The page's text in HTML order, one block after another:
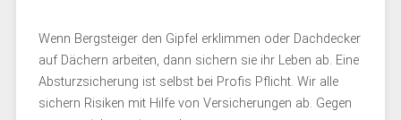
Wenn Bergsteiger den Gipfel erklimmen oder Dachdecker
auf Dächern arbeiten, dann sichern sie ihr Leben ab. Eine
Absturzsicherung ist selbst bei Profis Pflicht. Wir alle
sichern Risiken mit Hilfe von Versicherungen ab. Gegen